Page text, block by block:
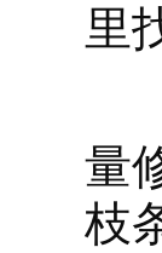
里
量
枝